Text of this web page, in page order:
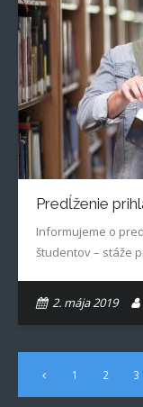
Predĺženie
Informujeme o
študentov – stáže
2. mája 2019
1 2 3